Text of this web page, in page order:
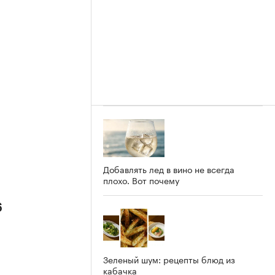
Добавлять лед в вино не всегда
плохо. Вот почему
Зеленый шум: рецепты блюд из
кабачка